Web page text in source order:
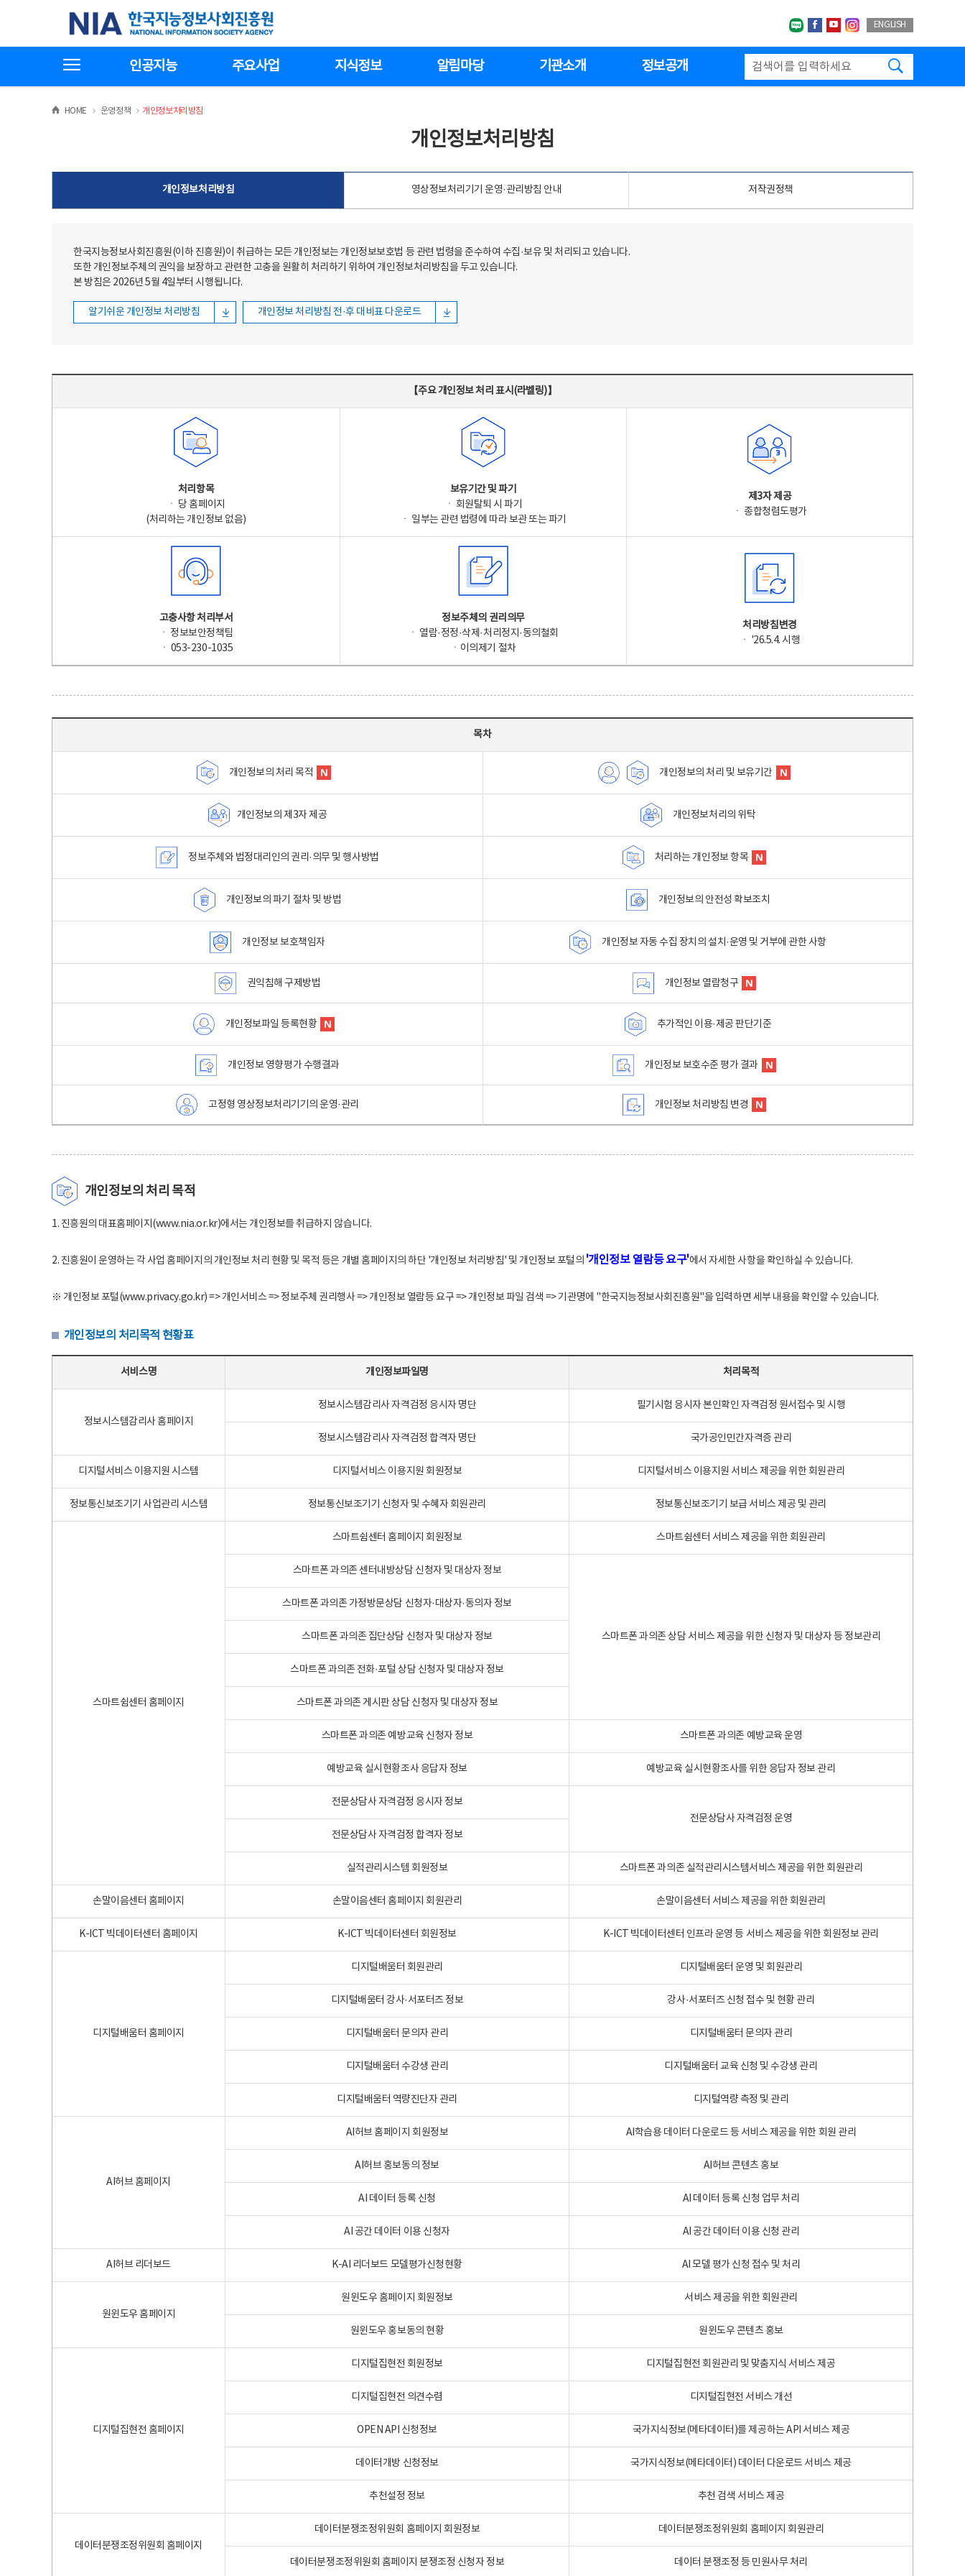
한국지능정보사회진흥원
네이버블로그
페이스북
유투브인스타그랩
ENGLISH
인공지능 주요사업 지식정보 알림마당 기관소개 정보공개
HOME >운영정책 >
개인정보처리방침
개인정보처리방침
개인정보처리방침 영상정보처리기기 운영·관리방침 안내 저작권정책
한국지능정보사회진흥원(이하 진흥원)이 취급하는 모든 개인정보는 개인정보보호법 등 관련 법령을 준수하여 수집·보유 및 처리되고 있습니다.
또한 개인정보주체의 권익을 보장하고 관련한 고충을 원활히 처리하기 위하여 개인정보처리방침을 두고 있습니다.
본 방침은 2026년 5월 4일부터 시행됩니다.
알기쉬운 개인정보 처리방침 개인정보 처리방침 전·후 대비표 다운로드
【주요 개인정보 처리 표시(라벨링)】
처리항목
ㆍ 당 홈페이지
(처리하는 개인정보 없음)
보유기간 및 파기
ㆍ 회원탈퇴 시 파기
ㆍ 일부는 관련 법령에 따라 보관 또는 파기
제3자 제공
ㆍ 종합청렴도평가
고충사항 처리부서
ㆍ 정보보안정책팀
ㆍ 053-230-1035
정보주체의 권리의무
ㆍ 열람·정정·삭제·처리정지·동의철회
ㆍ이의제기 절차
처리방침변경
ㆍ '26.5.4. 시행
목차
개인정보의 처리 목적 개인정보의 처리 및 보유기간
개인정보의 제3자 제공 개인정보처리의 위탁
정보주체와 법정대리인의 권리·의무 및 행사방법 처리하는 개인정보 항목
개인정보의 파기 절차 및 방법 개인정보의 안전성 확보조치
개인정보 보호책임자 개인정보 자동 수집 장치의 설치·운영 및 거부에 관한 사항
권익침해 구제방법 개인정보 열람청구
개인정보파일 등록현황 추가적인 이용·제공 판단기준
개인정보 영향평가 수행결과 개인정보 보호수준 평가 결과
고정형 영상정보처리기기의 운영·관리 개인정보 처리방침 변경
개인정보의 처리 목적
1. 진흥원의 대표홈페이지(www.nia.or.kr)에서는 개인정보를 취급하지 않습니다.
2. 진흥원이 운영하는 각 사업 홈페이지의 개인정보 처리 현황 및 목적 등은 개별 홈페이지의 하단 '개인정보 처리방침' 및 개인정보 포털의 '개인정보 열람등 요구'에서 자세한 사항을 확인하실 수 있습니다.
※ 개인정보 포털(www.privacy.go.kr) => 개인서비스 => 정보주체 권리행사 => 개인정보 열람등 요구 => 개인정보 파일 검색 => 기관명에 "한국지능정보사회진흥원"을 입력하면 세부 내용을 확인할 수 있습니다.
개인정보의 처리목적 현황표
서비스명 개인정보파일명 처리목적
정보시스템감리사 홈페이지
정보시스템감리사 자격검정 응시자 명단 필기시험 응시자 본인확인 자격검정 원서접수 및 시행
정보시스템감리사 자격검정 합격자 명단 국가공인민간자격증 관리
디지털서비스 이용지원 시스템 디지털서비스 이용지원 회원정보 디지털서비스 이용지원 서비스 제공을 위한 회원관리
정보통신보조기기 사업관리 시스템 정보통신보조기기 신청자 및 수혜자 회원관리 정보통신보조기기 보급 서비스 제공 및 관리
스마트쉼센터 홈페이지
스마트쉼센터 홈페이지 회원정보 스마트쉼센터 서비스 제공을 위한 회원관리
스마트폰 과의존 센터내방상담 신청자 및 대상자 정보
스마트폰 과의존 상담 서비스 제공을 위한 신청자 및 대상자 등 정보관리
스마트폰 과의존 가정방문상담 신청자·대상자·동의자 정보
스마트폰 과의존 집단상담 신청자 및 대상자 정보
스마트폰 과의존 전화·포털 상담 신청자 및 대상자 정보
스마트폰 과의존 게시판 상담 신청자 및 대상자 정보
스마트폰 과의존 예방교육 신청자 정보 스마트폰 과의존 예방교육 운영
예방교육 실시현황조사 응답자 정보 예방교육 실시현황조사를 위한 응답자 정보 관리
전문상담사 자격검정 응시자 정보
전문상담사 자격검정 운영
전문상담사 자격검정 합격자 정보
실적관리시스템 회원정보 스마트폰 과의존 실적관리시스템서비스 제공을 위한 회원관리
손말이음센터 홈페이지 손말이음센터 홈페이지 회원관리 손말이음센터 서비스 제공을 위한 회원관리
K-ICT 빅데이터센터 홈페이지 K-ICT 빅데이터센터 회원정보 K-ICT 빅데이터센터 인프라 운영 등 서비스 제공을 위한 회원정보 관리
디지털배움터 홈페이지
디지털배움터 회원관리 디지털배움터 운영 및 회원관리
디지털배움터 강사·서포터즈 정보 강사·서포터즈 신청 접수 및 현황 관리
디지털배움터 문의자 관리 디지털배움터 문의자 관리
디지털배움터 수강생 관리 디지털배움터 교육 신청 및 수강생 관리
디지털배움터 역량진단자 관리 디지털역량 측정 및 관리
AI허브 홈페이지
AI허브 홈페이지 회원정보 AI학습용 데이터 다운로드 등 서비스 제공을 위한 회원 관리
AI허브 홍보동의 정보 AI허브 콘텐츠 홍보
AI 데이터 등록 신청 AI 데이터 등록 신청 업무 처리
AI 공간 데이터 이용 신청자 AI 공간 데이터 이용 신청 관리
AI허브 리더보드 K-AI 리더보드 모델평가신청현황 AI 모델 평가 신청 접수 및 처리
원윈도우 홈페이지
원윈도우 홈페이지 회원정보 서비스 제공을 위한 회원관리
원윈도우 홍보동의 현황 원윈도우 콘텐츠 홍보
디지털집현전 홈페이지
디지털집현전 회원정보 디지털집현전 회원관리 및 맞춤지식 서비스 제공
디지털집현전 의견수렴 디지털집현전 서비스 개선
OPEN API 신청정보 국가지식정보(메타데이터)를 제공하는 API 서비스 제공
데이터개방 신청정보 국가지식정보(메타데이터) 데이터 다운로드 서비스 제공
추천설정 정보 추천 검색 서비스 제공
데이터분쟁조정위원회 홈페이지
데이터분쟁조정위원회 홈페이지 회원정보 데이터분쟁조정위원회 홈페이지 회원관리
데이터분쟁조정위원회 홈페이지 분쟁조정 신청자 정보 데이터 분쟁조정 등 민원사무 처리